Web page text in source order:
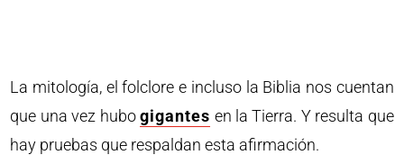
La mitología, el folclore e incluso la Biblia nos cuentan
que una vez hubogigantes en la Tierra. Y resulta que
hay pruebas que respaldan esta afirmación.